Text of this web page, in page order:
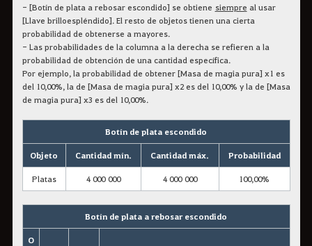
- [Botín de plata a rebosar escondido] se obtiene siempre al usar
[Llave brilloespléndido]. El resto de objetos tienen una cierta
probabilidad de obtenerse a mayores.
- Las probabilidades de la columna a la derecha se refieren a la
probabilidad de obtención de una cantidad específica.
Por ejemplo, la probabilidad de obtener [Masa de magia pura] x1 es
del 10,00%, la de [Masa de magia pura] x2 es del 10,00% y la de [Masa
de magia pura] x3 es del 10,00%.
Botín de plata escondido
Objeto Cantidad mín. Cantidad máx. Probabilidad
Platas 4 000 000 4 000 000 100,00%
Botín de plata a rebosar escondido
O